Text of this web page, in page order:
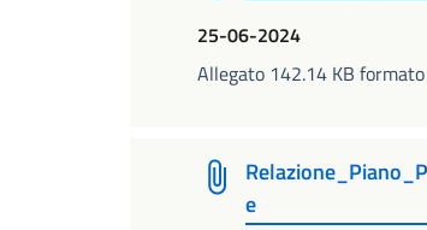
25-06-2024
Allegato 142.14 KB
e